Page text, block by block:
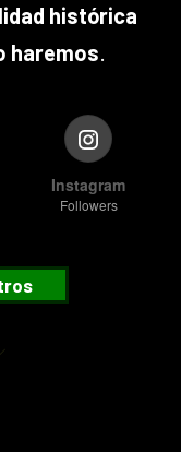
histórica
haremos.
Instagram
Followers